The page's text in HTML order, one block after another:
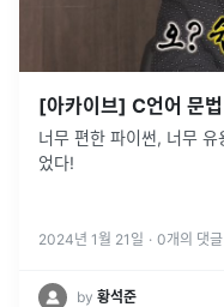
[아카이브] C언어 문
너무 편한 파이썬, 너무
었다!
2024년 1월 21일 · 0개의 댓글
by 황석준